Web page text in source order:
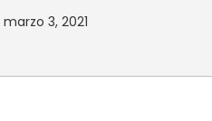
marzo 3, 2021